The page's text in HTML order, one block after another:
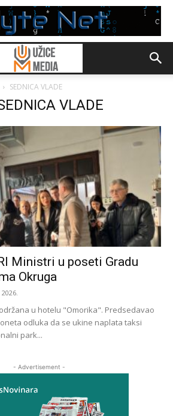
SEDNICA VLADE
VLADE
Ministri u poseti Gradu
Okruga
u hotelu "Omorika". Predsedavao
odluka da se ukine naplata taksi
park...
- Advertisement -